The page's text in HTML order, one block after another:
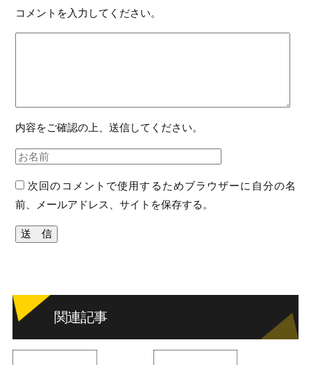
コメントを入力してください。
内容をご確認の上、送信してください。
次回のコメントで使用するためブラウザーに自分の名
前、メールアドレス、サイトを保存する。
関連記事